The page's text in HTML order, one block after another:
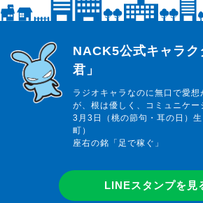
らじっと君
NACK5公式キャラク
君」
ラジオキャラなのに無口で愛
が、根は優しく、コミュニケー
3月3日（桃の節句・耳の日）
町）
座右の銘「足で稼ぐ」
LINEスタンプを見